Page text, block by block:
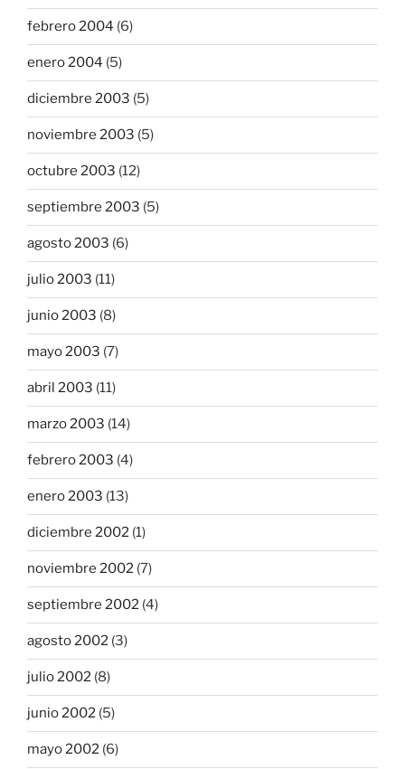
febrero 2004 (6)
enero 2004 (5)
diciembre 2003 (5)
noviembre 2003 (5)
octubre 2003 (12)
septiembre 2003 (5)
agosto 2003 (6)
julio 2003 (11)
junio 2003 (8)
mayo 2003 (7)
abril 2003 (11)
marzo 2003 (14)
febrero 2003 (4)
enero 2003 (13)
diciembre 2002 (1)
noviembre 2002 (7)
septiembre 2002 (4)
agosto 2002 (3)
julio 2002 (8)
junio 2002 (5)
mayo 2002 (6)